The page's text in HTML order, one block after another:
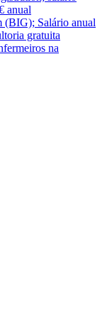
anual
(BIG); Salário anual
gratuita
na